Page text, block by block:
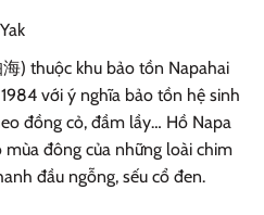
) thuộc khu bảo tồn Napahai
với ý nghĩa bảo tồn hệ sinh
đồng cỏ, đầm lầy… Hồ Napa
đông của những loài chim
đầu ngỗng, sếu cổ đen.